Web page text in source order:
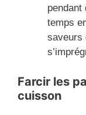
pendant
temps
saveurs
Farcir les
cuisson